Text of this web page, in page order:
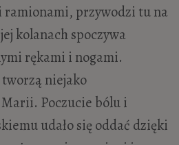
ramionami, przywodzi tu na
kolanach spoczywa
rękami i nogami.
niejako
Poczucie bólu i
udało się oddać dzięki